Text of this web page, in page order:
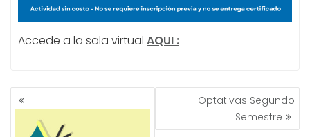
Accede a la sala virtual AQUI :
NAVEGACIÓN
DE
ENTRADAS
Optativas Segundo
Semestre